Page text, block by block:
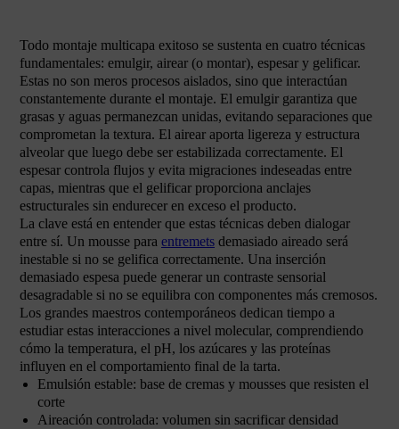
Todo montaje multicapa exitoso se sustenta en cuatro técnicas
fundamentales: emulgir, airear (o montar), espesar y gelificar.
Estas no son meros procesos aislados, sino que interactúan
constantemente durante el montaje. El emulgir garantiza que
grasas y aguas permanezcan unidas, evitando separaciones que
comprometan la textura. El airear aporta ligereza y estructura
alveolar que luego debe ser estabilizada correctamente. El
espesar controla flujos y evita migraciones indeseadas entre
capas, mientras que el gelificar proporciona anclajes
estructurales sin endurecer en exceso el producto.
La clave está en entender que estas técnicas deben dialogar
entre sí. Un mousse para entremets demasiado aireado será
inestable si no se gelifica correctamente. Una inserción
demasiado espesa puede generar un contraste sensorial
desagradable si no se equilibra con componentes más cremosos.
Los grandes maestros contemporáneos dedican tiempo a
estudiar estas interacciones a nivel molecular, comprendiendo
cómo la temperatura, el pH, los azúcares y las proteínas
influyen en el comportamiento final de la tarta.
Emulsión estable: base de cremas y mousses que resisten el
corte
Aireación controlada: volumen sin sacrificar densidad